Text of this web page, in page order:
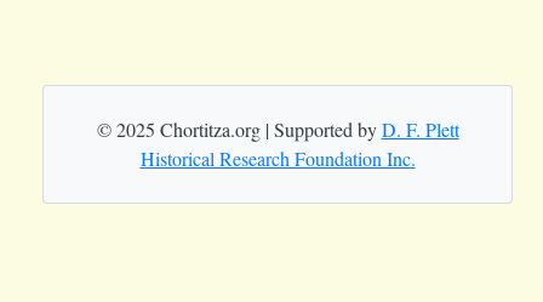
© 2025 Chortitza.org | Supported byD. F. Plett
Historical Research Foundation Inc.